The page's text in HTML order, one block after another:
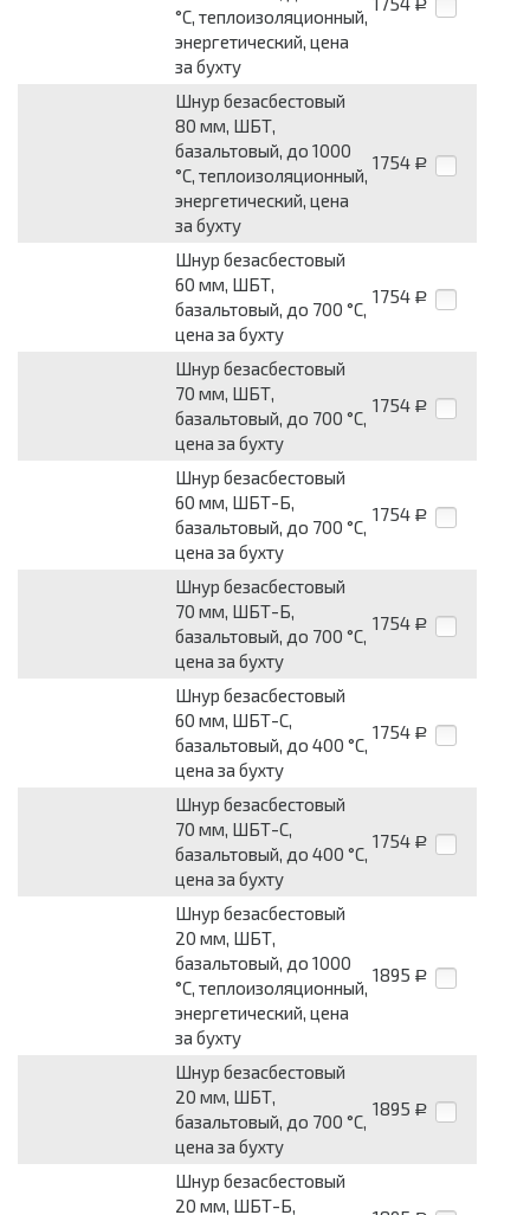
°С, теплоизоляционный,
энергетический, цена
за бухту
Р
Шнур безасбестовый
80 мм, ШБТ,
базальтовый, до 1000
°С, теплоизоляционный,
энергетический, цена
за бухту
1754 Р
Шнур безасбестовый
60 мм, ШБТ,
базальтовый, до 700 °С,
цена за бухту
1754 Р
Шнур безасбестовый
70 мм, ШБТ,
базальтовый, до 700 °С,
цена за бухту
1754 Р
Шнур безасбестовый
60 мм, ШБТ-Б,
базальтовый, до 700 °С,
цена за бухту
1754 Р
Шнур безасбестовый
70 мм, ШБТ-Б,
базальтовый, до 700 °С,
цена за бухту
1754 Р
Шнур безасбестовый
60 мм, ШБТ-С,
базальтовый, до 400 °С,
цена за бухту
1754 Р
Шнур безасбестовый
70 мм, ШБТ-С,
базальтовый, до 400 °С,
цена за бухту
1754 Р
Шнур безасбестовый
20 мм, ШБТ,
базальтовый, до 1000
°С, теплоизоляционный,
энергетический, цена
за бухту
1895 Р
Шнур безасбестовый
20 мм, ШБТ,
базальтовый, до 700 °С,
цена за бухту
1895 Р
Шнур безасбестовый
20 мм, ШБТ-Б,